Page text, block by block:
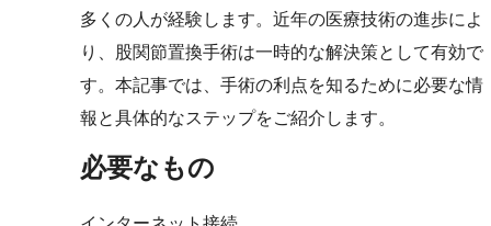
多くの人が経験します。近年の医療技術の進歩によ
り、股関節置換手術は一時的な解決策として有効で
す。本記事では、手術の利点を知るために必要な情
報と具体的なステップをご紹介します。
必要なもの